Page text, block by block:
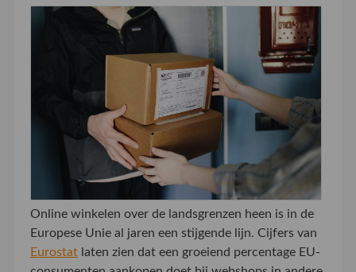
Online winkelen over de landsgrenzen heen is in de
Europese Unie al jaren een stijgende lijn. Cijfers van
Eurostatlaten zien dat een groeiend percentage EU-